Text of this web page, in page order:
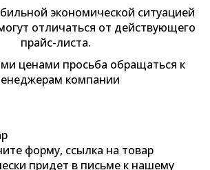
экономической ситуацией
отличаться от действующего
прайс-листа.
ценами просьба обращаться к
компании
форму, ссылка на товар
придет в письме к нашему